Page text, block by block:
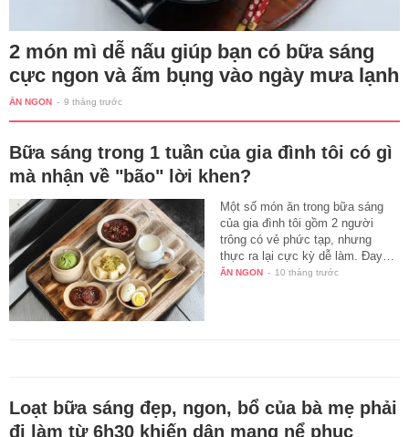
2 món mì dễ nấu giúp bạn có bữa sáng
cực ngon và ấm bụng vào ngày mưa lạnh
ĂN NGON - 9 tháng trước
Bữa sáng trong 1 tuần của gia đình tôi có gì
mà nhận về "bão" lời khen?
Một số món ăn trong bữa sáng
của gia đình tôi gồm 2 người
trông có vẻ phức tạp, nhưng
thực ra lại cực kỳ dễ làm. Đay…
ĂN NGON - 10 tháng trước
Loạt bữa sáng đẹp, ngon, bổ của bà mẹ phải
đi làm từ 6h30 khiến dân mạng nể phục